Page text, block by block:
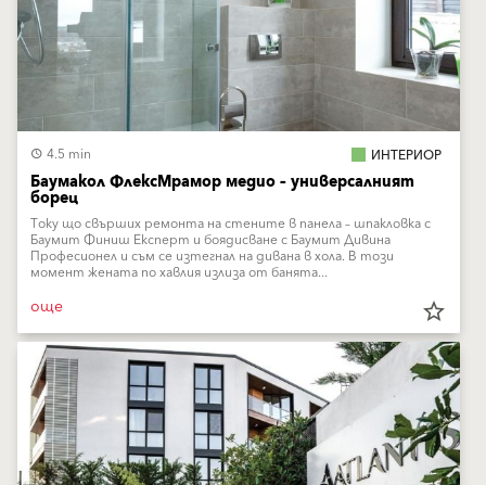
4.5 min ИНТЕРИОР
Баумакол ФлексМрамор медио – универсалният
борец
Току що свърших ремонта на стените в панела – шпакловка с
Баумит Финиш Експерт и боядисване с Баумит Дивина
Професионел и съм се изтегнал на дивана в хола. В този
момент жената по хавлия излиза от банята...
още star_border